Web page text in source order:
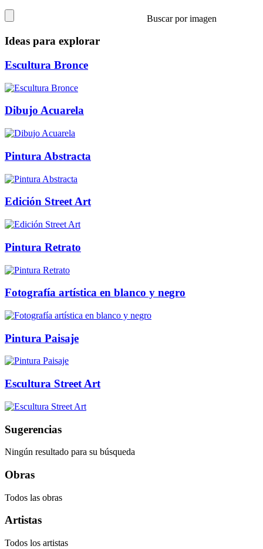
Buscar por imagen
Ideas para explorar
Escultura Bronce
Dibujo Acuarela
Pintura Abstracta
Edición Street Art
Pintura Retrato
Fotografía artística en blanco y negro
Pintura Paisaje
Escultura Street Art
Sugerencias
Ningún resultado para su búsqueda
Obras
Todos las obras
Artistas
Todos los artistas